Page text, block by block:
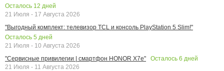
Осталось 12 дней
21 Июля - 17 Августа 2026
"Выгодный комплект: телевизор TCL и консоль PlayStation 5 Slim!"
Осталось 5 дней
21 Июля - 10 Августа 2026
"Сервисные привилегии | смартфон HONOR X7e"
Осталось 6 дней
21 Июля - 11 Августа 2026